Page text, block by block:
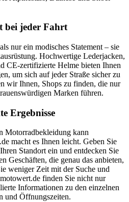
bei jeder Fahrt
nur ein modisches Statement – sie
Hochwertige Lederjacken,
CE-zertifizierte Helme bieten Ihnen
um sich auf jeder Straße sicher zu
wir Ihnen, Shops zu finden, die nur
Marken führen.
Ergebnisse
Motorradbekleidung kann
macht es Ihnen leicht. Geben Sie
Standort ein und entdecken Sie
Geschäften, die genau das anbieten,
weniger Zeit mit der Suche und
finden Sie nicht nur
Informationen zu den einzelnen
und Öffnungszeiten.